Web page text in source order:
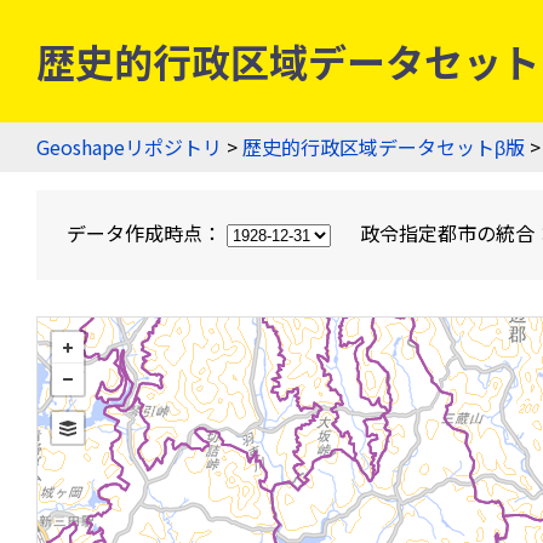
歴史的行政区域データセッ
Geoshapeリポジトリ >歴史的行政区域データセットβ版
データ作成時点： 政令指定都市の統